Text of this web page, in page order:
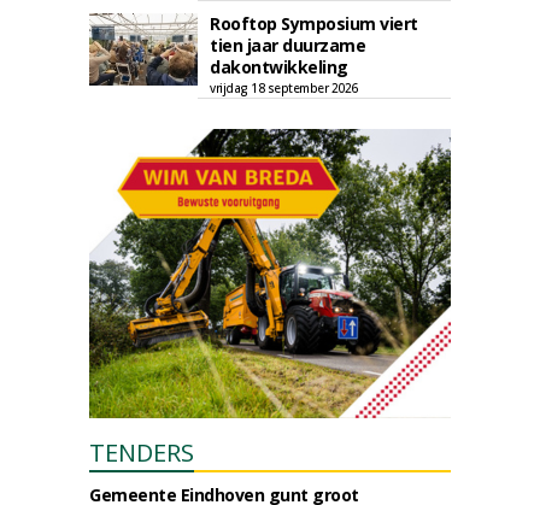
Rooftop Symposium viert
tien jaar duurzame
dakontwikkeling
vrijdag 18 september 2026
TENDERS
Gemeente Eindhoven gunt groot